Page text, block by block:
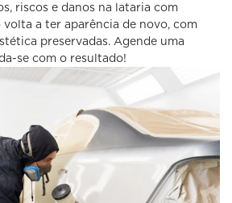
riscos e danos na lataria com
volta a ter aparência de novo, com
preservadas. Agende uma
se com o resultado!